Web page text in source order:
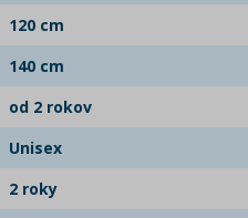
120 cm
140 cm
od 2 rokov
Unisex
2 roky